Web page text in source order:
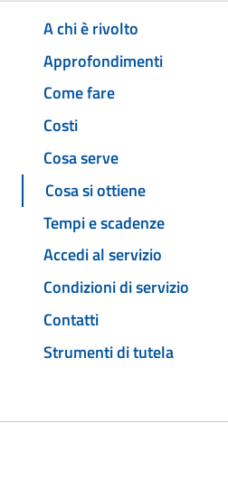
A chi è rivolto
Approfondimenti
Come fare
Costi
Cosa serve
Cosa si ottiene
Tempi e scadenze
Accedi al servizio
Condizioni di servizio
Contatti
Strumenti di tutela